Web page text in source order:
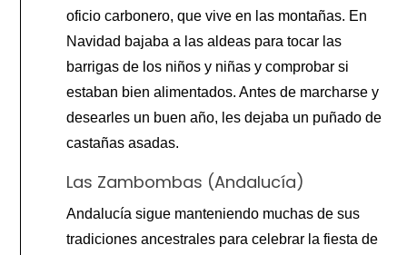
oficio carbonero, que vive en las montañas. En
Navidad bajaba a las aldeas para tocar las
barrigas de los niños y niñas y comprobar si
estaban bien alimentados. Antes de marcharse y
desearles un buen año, les dejaba un puñado de
castañas asadas.
Las Zambombas (Andalucía)
Andalucía sigue manteniendo muchas de sus
tradiciones ancestrales para celebrar la fiesta de